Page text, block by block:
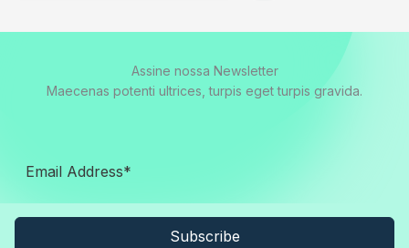
Assine nossa Newsletter
Maecenas potenti ultrices, turpis eget turpis gravida.
Subscribe